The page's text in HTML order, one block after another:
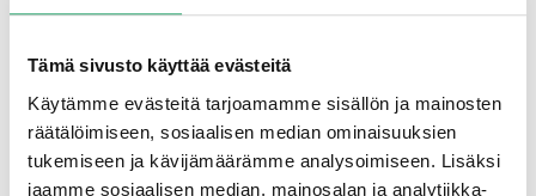
Tämä sivusto käyttää evästeitä
Käytämme evästeitä tarjoamamme sisällön ja mainosten
räätälöimiseen, sosiaalisen median ominaisuuksien
tukemiseen ja kävijämäärämme analysoimiseen. Lisäksi
jaamme sosiaalisen median, mainosalan ja analytiikka-
tehokkuus, joustavuus ja persoonallisuus suuren
konsernin taloudelliseen vahvuuteen,
pitkäjänteisyyteen ja verkostoon. Nykyään meillä on
140 yrittäjävetoista konserniyhtiötä, 3 000 työntekijää
ja vahva yhteinen yrityskulttuuri.​